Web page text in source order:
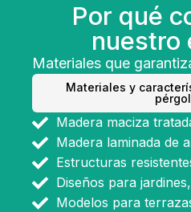
Por qué
nuestro
Materiales que
Materiales y
Madera maciza
Madera laminada de
Estructuras
Diseños para
Modelos para